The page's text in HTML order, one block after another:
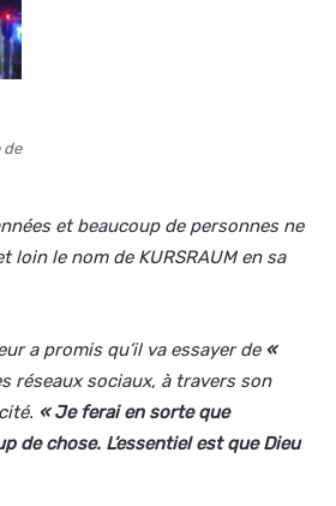
de
et beaucoup de personnes ne
le nom de KURSRAUM en sa
a promis qu’il va essayer de «
réseaux sociaux, à travers son
« Je ferai en sorte que
de chose. L’essentiel est que Dieu